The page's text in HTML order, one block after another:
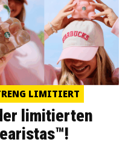
LIMITIERT
limitierten